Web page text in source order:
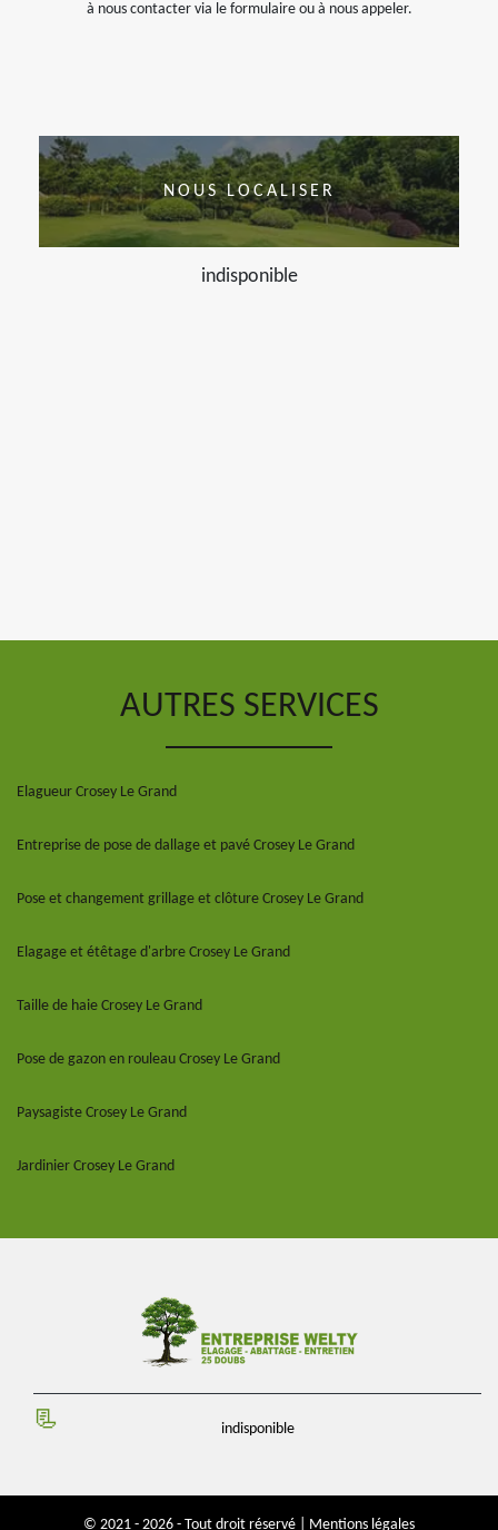
à nous contacter via le formulaire ou à nous appeler.
NOUS LOCALISER
indisponible
AUTRES SERVICES
Elagueur Crosey Le Grand
Entreprise de pose de dallage et pavé Crosey Le Grand
Pose et changement grillage et clôture Crosey Le Grand
Elagage et étêtage d'arbre Crosey Le Grand
Taille de haie Crosey Le Grand
Pose de gazon en rouleau Crosey Le Grand
Paysagiste Crosey Le Grand
Jardinier Crosey Le Grand
indisponible
© 2021 - 2026 - Tout droit réservé | Mentions légales